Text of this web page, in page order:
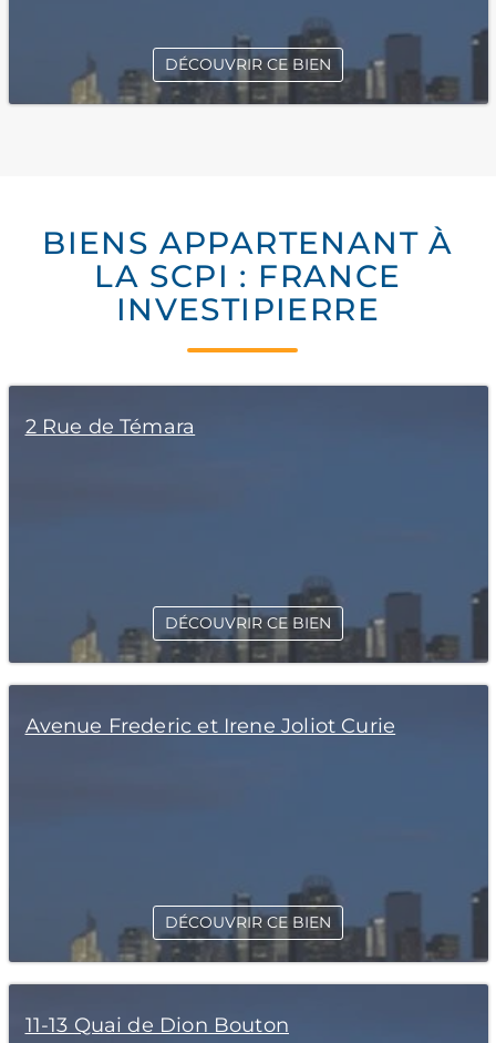
DÉCOUVRIR CE BIEN
BIENS APPARTENANT À
LA SCPI : FRANCE
INVESTIPIERRE
2 Rue de Témara
DÉCOUVRIR CE BIEN
Avenue Frederic et Irene Joliot Curie
DÉCOUVRIR CE BIEN
11-13 Quai de Dion Bouton